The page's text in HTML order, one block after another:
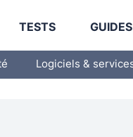
TESTS GUIDES
Logiciels &